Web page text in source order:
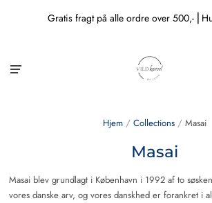
Gratis fragt på alle ordre over 500,-
Hjem / Collections / Masai
Masai
Masai blev grundlagt i København i 1992 af to
vores danske arv, og vores danskhed er forankret i